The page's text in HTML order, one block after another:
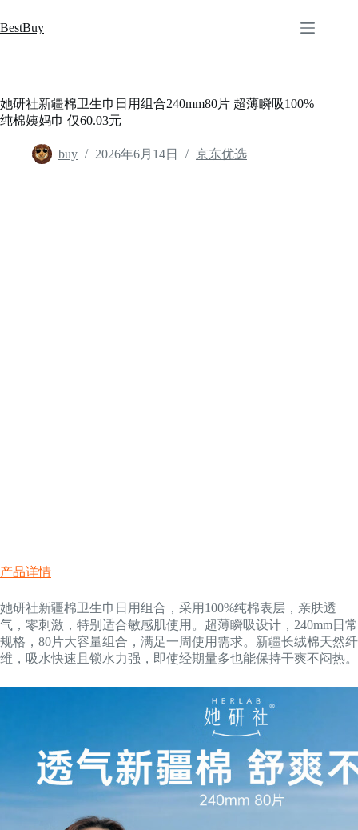
至
BestBuy
她研社新疆棉卫生巾日用组合240mm80片 超薄瞬吸100%
纯棉姨妈巾 仅60.03元
buy 2026年6月14日 京东优选
产品详情
她研社新疆棉卫生巾日用组合，采用100%纯棉表层，亲肤透
气，零刺激，特别适合敏感肌使用。超薄瞬吸设计，240mm日常
规格，80片大容量组合，满足一周使用需求。新疆长绒棉天然纤
维，吸水快速且锁水力强，即使经期量多也能保持干爽不闷热。